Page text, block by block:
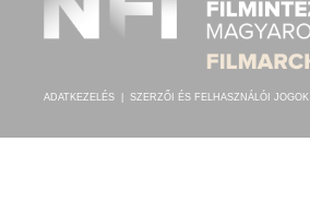
ADATKEZELÉS SZERZŐI ÉS FELHASZNÁLÓI JOGOK